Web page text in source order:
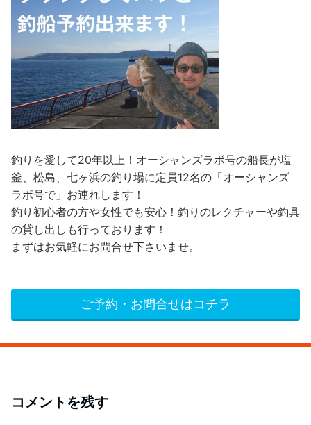
釣りを愛して20年以上！オーシャンズラボ号の船長が塩
釜、松島、七ヶ浜の釣り場に定員12名の「オーシャンズ
ラボ号で」お連れします！
釣り初心者の方や女性でも安心！釣りのレクチャーや釣具
の貸し出しも行っております！
まずはお気軽にお問合せ下さいませ。
ご予約・お問合せはコチラ
コメントを残す